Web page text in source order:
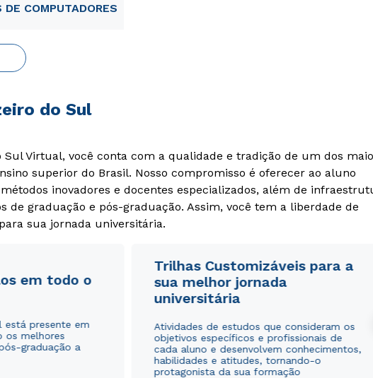
DE COMPUTADORES
do Sul
Sul Virtual, você conta com a qualidade e tradição de um dos
superior do Brasil. Nosso compromisso é oferecer ao aluno
inovadores e docentes especializados, além de
de graduação e pós-graduação. Assim, você tem a liberdade de
sua jornada universitária.
em todo o
está presente em
os melhores
graduação a
Trilhas Customizáveis para a
sua melhor jornada
universitária
Atividades de estudos que consideram os
objetivos específicos e profissionais de
cada aluno e desenvolvem conhecimentos,
habilidades e atitudes, tornando-o
protagonista da sua formação
WhatsApp
ou
Estou de acordo com aPolítica de
autorizo que meus dados sejam utilizados
envio de conteúdos da Cruzeiro do Sul.
WhatsApp
ou
Estou de acordo com aPolítica de
autorizo que meus dados sejam utilizados
envio de conteúdos da Cruzeiro do Sul.